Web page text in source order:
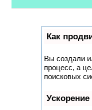
Как
Вы создали
процесс, а
поисковых